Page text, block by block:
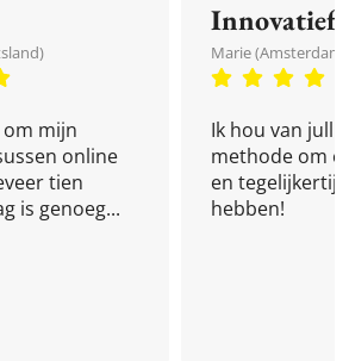
om mijn
online
tien
is genoeg...
Innovatief
Marie
Ik hou van
methode om
en
hebben!